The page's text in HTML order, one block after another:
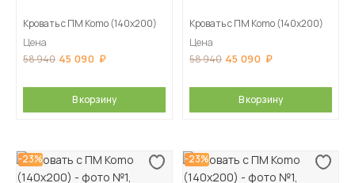
Кровать с ПМ Komo (140х200)
Цена
58 940 45 090
В корзину
Кровать с ПМ Komo (140х200)
Цена
58 940 45 090
В корзину
-23% -23%